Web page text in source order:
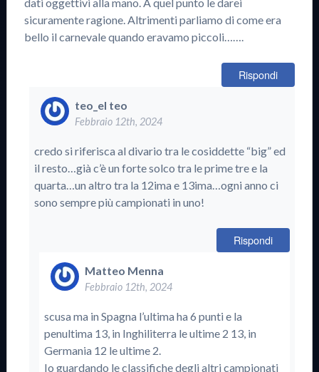
dati oggettivi alla mano. A quel punto le darei
sicuramente ragione. Altrimenti parliamo di come era
bello il carnevale quando eravamo piccoli…….
Rispondi
teo_el teo
Febbraio 12th, 2024
credo si riferisca al divario tra le cosiddette “big” ed
il resto…già c’è un forte solco tra le prime tre e la
quarta…un altro tra la 12ima e 13ima…ogni anno ci
sono sempre più campionati in uno!
Rispondi
Matteo Menna
Febbraio 12th, 2024
scusa ma in Spagna l’ultima ha 6 punti e la
penultima 13, in Inghiliterra le ultime 2 13, in
Germania 12 le ultime 2.
Io guardando le classifiche degli altri campionati